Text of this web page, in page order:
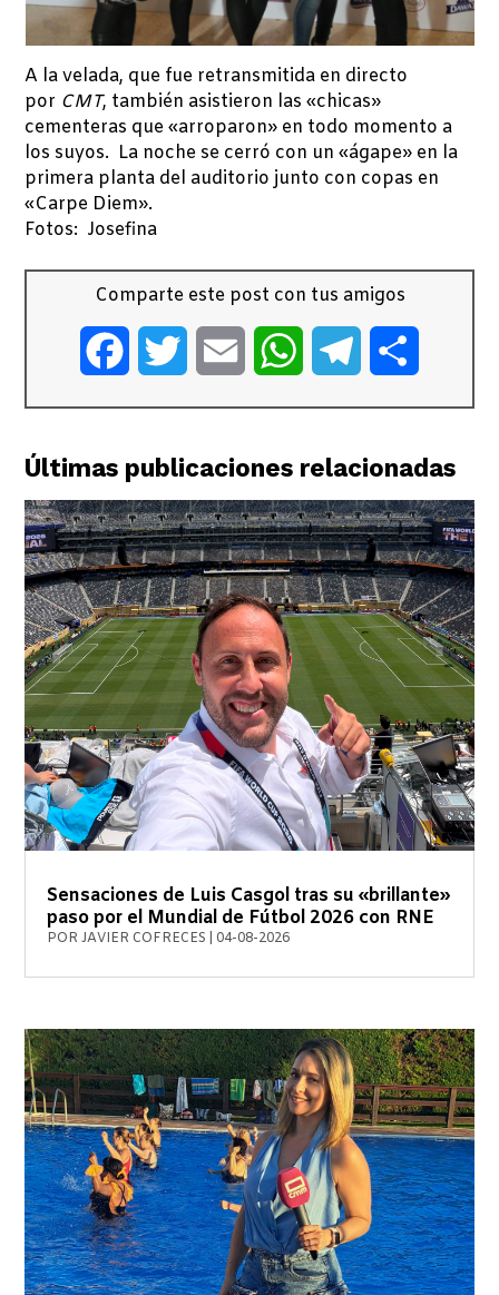
A la velada, que fue retransmitida en directo
por CMT, también asistieron las «chicas»
cementeras que «arroparon» en todo momento a
los suyos. La noche se cerró con un «ágape» en la
primera planta del auditorio junto con copas en
«Carpe Diem».
Fotos: Josefina
Comparte este post con tus amigos
FacebookTwitter Email WhatsAppTelegram
Últimas publicaciones relacionadas
Sensaciones de Luis Casgol tras su «brillante»
paso por el Mundial de Fútbol 2026 con RNE
PORJAVIER COFRECES 04-08-2026